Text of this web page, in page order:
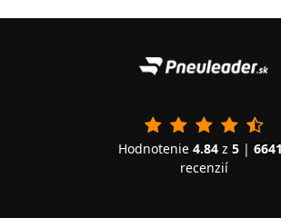
Hodnotenie 4.84z 5|
recenzií